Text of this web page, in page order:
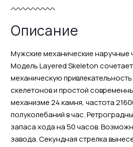
Описание
Мужские механические наручные
Модель Layered Skeleton
механическую
скелетонов и простой
механизме 24 камня, частота
полуколебаний в час.
запаса хода на 50 часов.
завода. Секундная стрелка